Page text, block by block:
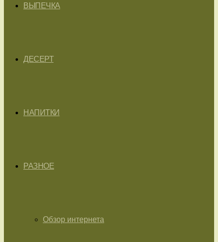
ВЫПЕЧКА
ДЕСЕРТ
НАПИТКИ
РАЗНОЕ
Обзор интернета